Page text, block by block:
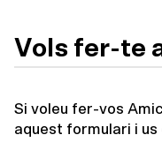
Vols fer-te
Si voleu fer-vos
aquest formulari i